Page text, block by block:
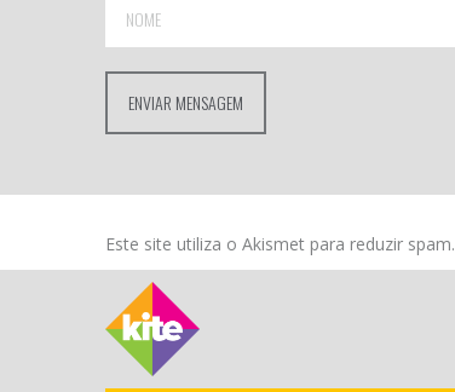
Este site utiliza o Akismet para reduzir spam.